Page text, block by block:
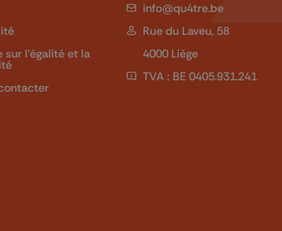
sur l'égalité et la
info@qu4tre.be
Rue du Laveu, 58
4000 Liège
TVA : BE 0405.931.241